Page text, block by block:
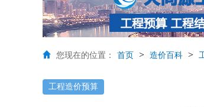
您现在的位置： 首页 > 造价百科 >
工程造价预算